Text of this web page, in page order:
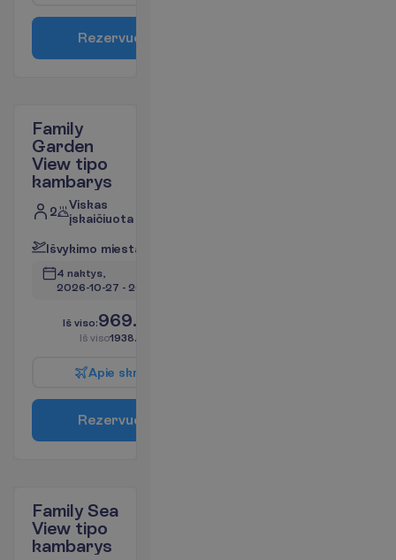
Rezervuo
Family
Garden
View tipo
kambarys
2
Viskas
įskaičiuota
Išvykimo miesta
4 naktys,
2026-10-27 - 2026-10-31
Iš viso:969.00
Iš viso1938.00
Apie skr
Rezervuo
Family Sea
View tipo
kambarys